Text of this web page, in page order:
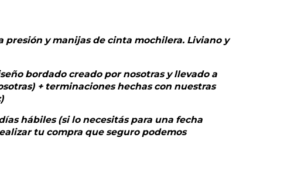
presión y manijas de cinta mochilera. Liviano y
bordado creado por nosotras y llevado a
+ terminaciones hechas con nuestras
hábiles (si lo necesitás para una fecha
tu compra que seguro podemos